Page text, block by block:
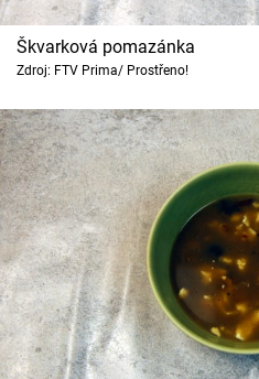
Škvarková pomazánka
Zdroj: FTV Prima/ Prostřeno!